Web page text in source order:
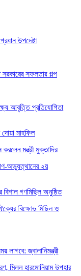
উপদেষ্টা
সফলতার গল্প
আবৃত্তি প্রতিযোগিতা
দোয়া মাহফিল
মন্ত্রী মুক্তাদির
অভ্যুত্থানের ২য়
গণমিছিল অনুষ্ঠিত
বিক্ষোভ মিছিল ও
জ্বালানিমন্ত্রী
মিলল হারমোনিয়াম উপহার